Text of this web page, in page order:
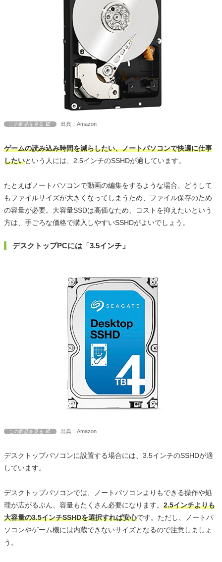
この商品を見る 出典：Amazon
ゲームの読み込み時間を減らしたい、ノートパソコンで快適に仕事
したいという人には、2.5インチのSSHDが適しています。
たとえばノートパソコンで動画の編集をするような場合、どうして
もファイルサイズが大きくなってしまうため、ファイル保存のため
の容量が必要。大容量SSDは高価なため、コストを抑えたいという
方は、手ごろな価格で購入しやすいSSHDがよいでしょう。
デスクトップPCには「3.5インチ」
この商品を見る 出典：Amazon
デスクトップパソコンに設置する場合には、3.5インチのSSHDが適
しています。
デスクトップパソコンでは、ノートパソコンよりもできる操作や処
理が広がるぶん、容量もたくさん必要になります。 2.5インチよりも
大容量の3.5インチSSHDを選択すれば安心です。ただし、ノートパ
ソコンやゲーム機には内蔵できないサイズとなるので注意しましょ
う。